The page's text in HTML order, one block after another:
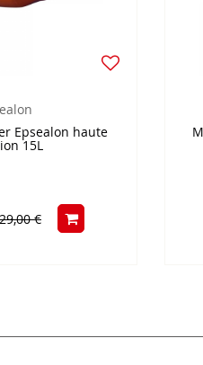
Epsealon haute
15L
€